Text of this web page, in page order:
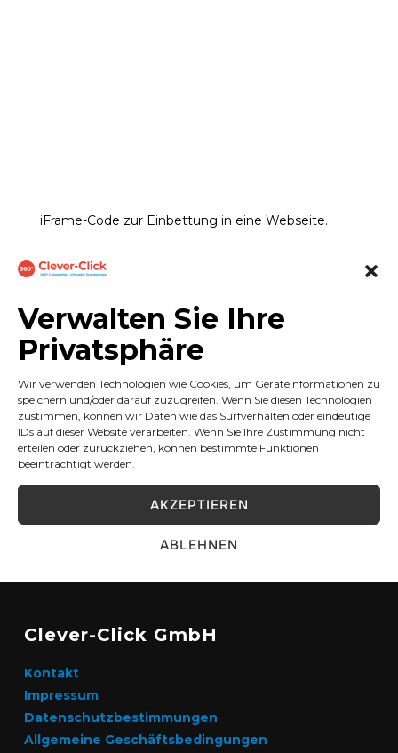
Verwalten Sie Ihre
Privatsphäre
Wir verwenden Technologien wie Cookies, um Geräteinformationen zu
speichern und/oder darauf zuzugreifen. Wenn Sie diesen Technologien
zustimmen, können wir Daten wie das Surfverhalten oder eindeutige
IDs auf dieser Website verarbeiten. Wenn Sie Ihre Zustimmung nicht
erteilen oder zurückziehen, können bestimmte Funktionen
beeinträchtigt werden.
AKZEPTIEREN
ABLEHNEN
iFrame-Code zur Einbettung in eine Webseite.
SCHLAGWÖRTER:Fitness-Wellness-
Kosmetik, Fitnesscenter
Clever-Click GmbH
Kontakt
Impressum
Datenschutzbestimmungen
Allgemeine Geschäftsbedingungen